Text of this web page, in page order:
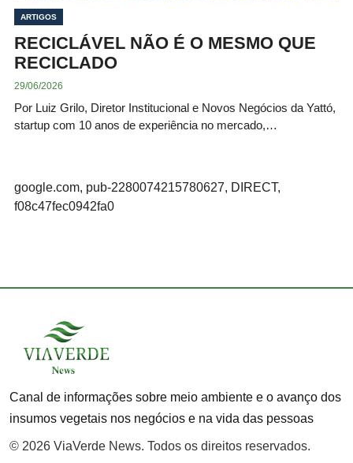
ARTIGOS
RECICLÁVEL NÃO É O MESMO QUE
RECICLADO
29/06/2026
Por Luiz Grilo, Diretor Institucional e Novos Negócios da Yattó,
startup com 10 anos de experiência no mercado,…
google.com, pub-2280074215780627, DIRECT,
f08c47fec0942fa0
Canal de informações sobre meio ambiente e o avanço dos
insumos vegetais nos negócios e na vida das pessoas
© 2026 ViaVerde News. Todos os direitos reservados.